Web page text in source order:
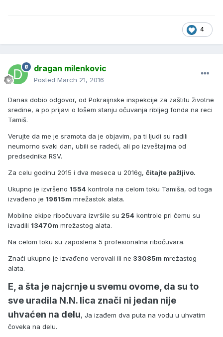
4
dragan milenkovic
Posted March 21, 2016
Danas dobio odgovor, od Pokraijnske inspekcije za zaštitu životne
sredine, a po prijavi o lošem stanju očuvanja ribljeg fonda na reci
Tamiš.
Verujte da me je sramota da je objavim, pa ti ljudi su radili
neumorno svaki dan, ubili se radeći, ali po izveštajima od
predsednika RSV.
Za celu godinu 2015 i dva meseca u 2016g, čitajte pažljivo.
Ukupno je izvršeno 1554 kontrola na celom toku Tamiša, od toga
izvađeno je 19615m mrežastok alata.
Mobilne ekipe ribočuvara izvršile su 254 kontrole pri čemu su
izvadili 13470m mrežastog alata.
Na celom toku su zaposlena 5 profesionalna ribočuvara.
Znači ukupno je izvađeno verovali ili ne 33085m mrežastog
alata.
E, a šta je najcrnje u svemu ovome, da su to
sve uradila N.N. lica znači ni jedan nije
uhvaćen na delu, Ja izađem dva puta na vodu u uhvatim
čoveka na delu.